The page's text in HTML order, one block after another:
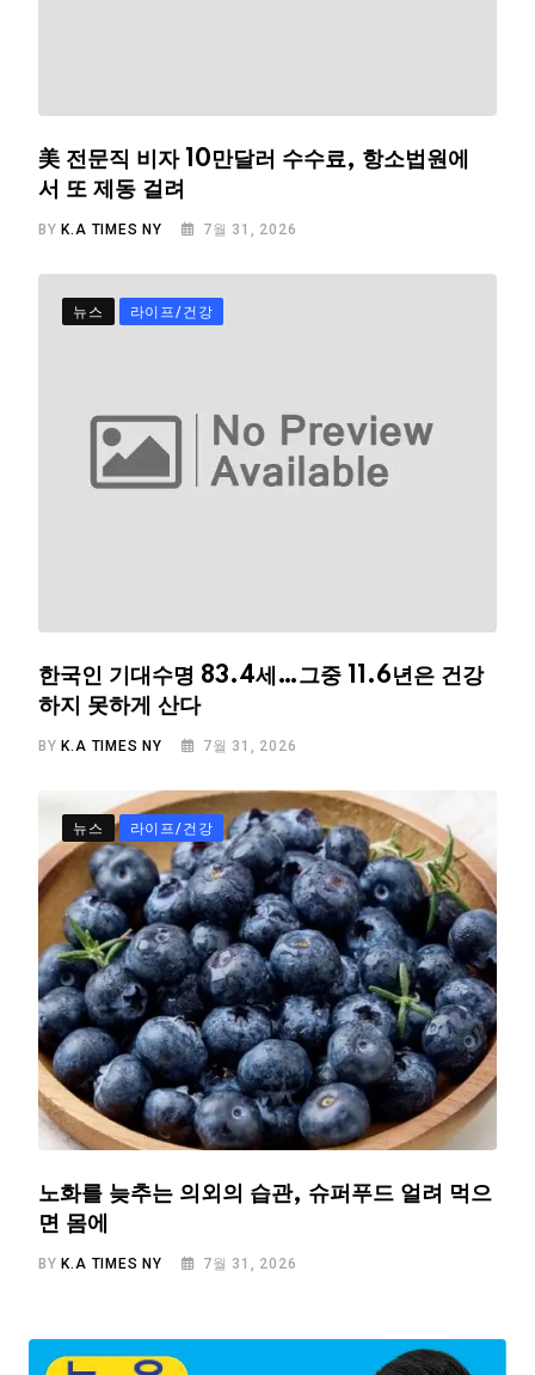
美 전문직 비자 10만달러 수수료, 항소법원에
서 또 제동 걸려
BY K.A TIMES NY 7월 31, 2026
뉴스 라이프/건강
한국인 기대수명 83.4세…그중 11.6년은 건강
하지 못하게 산다
BY K.A TIMES NY 7월 31, 2026
뉴스 라이프/건강
노화를 늦추는 의외의 습관, 슈퍼푸드 얼려 먹으
면 몸에
BYK.A TIMES NY 7월 31, 2026